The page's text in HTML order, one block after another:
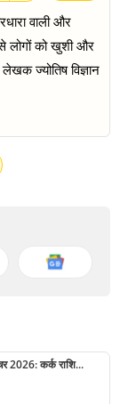
वाली और
लोगों को खुशी और
ज्योतिष विज्ञान
2026: कर्क राशि...